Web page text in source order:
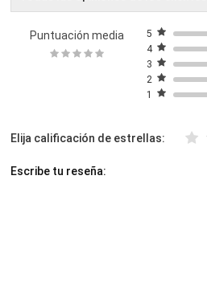
Puntuación media
5
4
3
2
1
Elija calificación de estrellas:
Escribe tu reseña: